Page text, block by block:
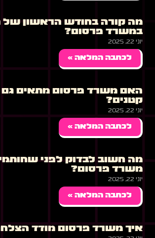
מה קורה בחודש הראשון של
במשרד פרסום?
יוני 22, 2025
לכתבה המלאה »
האם משרד פרסום מתאים
קטנים?
יוני 22, 2025
לכתבה המלאה »
מה חשוב לבדוק לפני
משרד פרסום?
יוני 22, 2025
לכתבה המלאה »
איך משרד פרסום מודד